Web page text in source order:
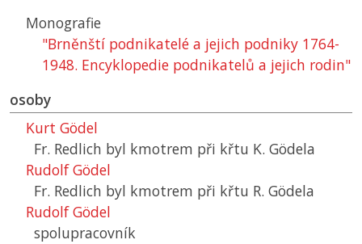
Monografie
"Brněnští podnikatelé a jejich podniky 1764-
1948. Encyklopedie podnikatelů a jejich rodin"
osoby
Kurt Gödel
Fr. Redlich byl kmotrem při křtu K. Gödela
Rudolf Gödel
Fr. Redlich byl kmotrem při křtu R. Gödela
Rudolf Gödel
spolupracovník